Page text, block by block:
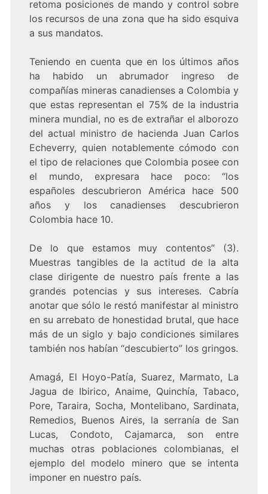
retoma posiciones de mando y control sobre
los recursos de una zona que ha sido esquiva
a sus mandatos.
Teniendo en cuenta que en los últimos años
ha habido un abrumador ingreso de
compañías mineras canadienses a Colombia y
que estas representan el 75% de la industria
minera mundial, no es de extrañar el alborozo
del actual ministro de hacienda Juan Carlos
Echeverry, quien notablemente cómodo con
el tipo de relaciones que Colombia posee con
el mundo, expresara hace poco: “los
españoles descubrieron América hace 500
años y los canadienses descubrieron
Colombia hace 10.
De lo que estamos muy contentos” (3).
Muestras tangibles de la actitud de la alta
clase dirigente de nuestro país frente a las
grandes potencias y sus intereses. Cabría
anotar que sólo le restó manifestar al ministro
en su arrebato de honestidad brutal, que hace
más de un siglo y bajo condiciones similares
también nos habían “descubierto” los gringos.
Amagá, El Hoyo-Patía, Suarez, Marmato, La
Jagua de Ibirico, Anaime, Quinchía, Tabaco,
Pore, Taraira, Socha, Montelibano, Sardinata,
Remedios, Buenos Aires, la serranía de San
Lucas, Condoto, Cajamarca, son entre
muchas otras poblaciones colombianas, el
ejemplo del modelo minero que se intenta
imponer en nuestro país.